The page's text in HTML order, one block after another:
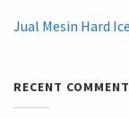
Jual Mesin Hard
RECENT